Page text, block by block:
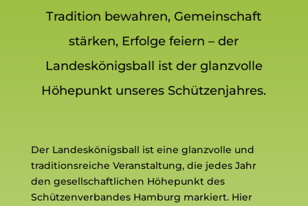
Tradition bewahren, Gemeinschaft
stärken, Erfolge feiern – der
Landeskönigsball ist der glanzvolle
Höhepunkt unseres Schützenjahres.
Der Landeskönigsball ist eine glanzvolle und
traditionsreiche Veranstaltung, die jedes Jahr
den gesellschaftlichen Höhepunkt des
Schützenverbandes Hamburg markiert. Hier